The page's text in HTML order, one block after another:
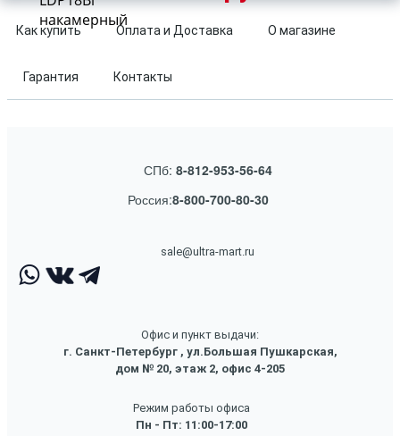
Как купить Оплата и Доставка О магазине
Гарантия Контакты
СПб: 8-812-953-56-64
Россия:8-800-700-80-30
sale@ultra-mart.ru
Офис и пункт выдачи:
г. Санкт-Петербург , ул.Большая Пушкарская,
дом № 20, этаж 2, офис 4-205
Режим работы офиса
Пн - Пт: 11:00-17:00
накамерный